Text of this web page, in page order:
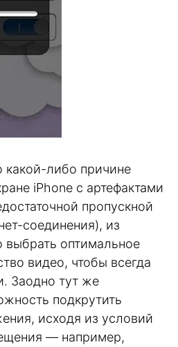
какой-либо причине
iPhone с артефактами
пропускной
соединения), из
оптимальное
видео, чтобы всегда
Заодно тут же
подкрутить
исходя из условий
— например,